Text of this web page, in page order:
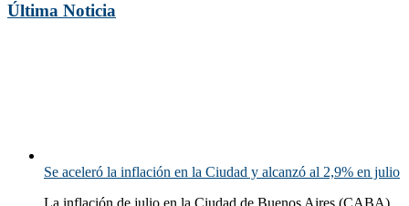
Última Noticia
Se aceleró la inflación en la Ciudad y alcanzó al 2,9% en julio
La inflación de julio en la Ciudad de Buenos Aires (CABA)